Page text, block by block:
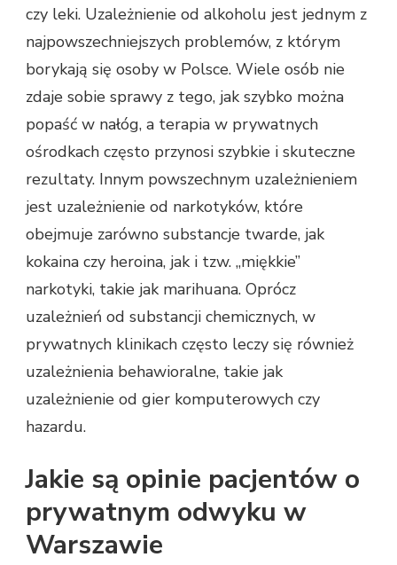
czy leki. Uzależnienie od alkoholu jest jednym z
najpowszechniejszych problemów, z którym
borykają się osoby w Polsce. Wiele osób nie
zdaje sobie sprawy z tego, jak szybko można
popaść w nałóg, a terapia w prywatnych
ośrodkach często przynosi szybkie i skuteczne
rezultaty. Innym powszechnym uzależnieniem
jest uzależnienie od narkotyków, które
obejmuje zarówno substancje twarde, jak
kokaina czy heroina, jak i tzw. „miękkie”
narkotyki, takie jak marihuana. Oprócz
uzależnień od substancji chemicznych, w
prywatnych klinikach często leczy się również
uzależnienia behawioralne, takie jak
uzależnienie od gier komputerowych czy
hazardu.
Jakie są opinie pacjentów o
prywatnym odwyku w
Warszawie